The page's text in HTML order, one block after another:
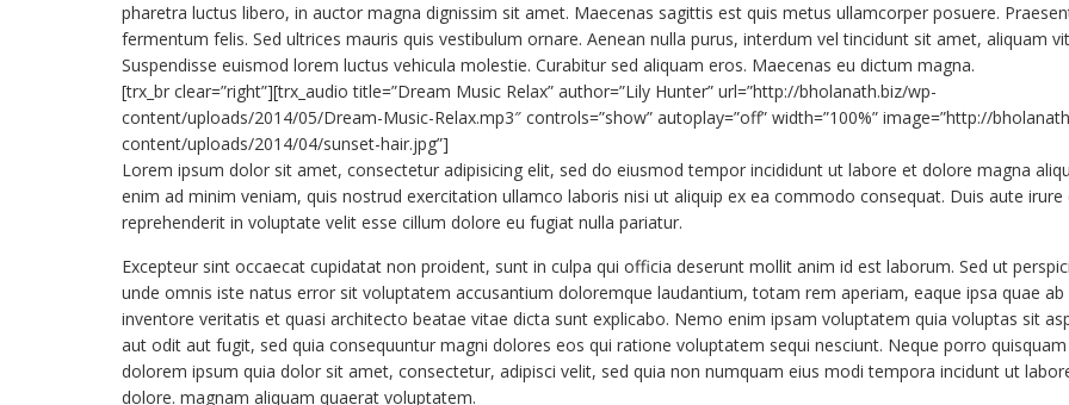
pharetra luctus libero, in auctor magna dignissim sit amet. Maecenas sagittis est quis metus ullamcorper posuere.
fermentum felis. Sed ultrices mauris quis vestibulum ornare. Aenean nulla purus, interdum vel tincidunt sit amet, aliquam
Suspendisse euismod lorem luctus vehicula molestie. Curabitur sed aliquam eros. Maecenas eu dictum magna.
[trx_br clear=”right”][trx_audio title=”Dream Music Relax” author=”Lily Hunter” url=”http://bholanath.biz/wp-
content/uploads/2014/05/Dream-Music-Relax.mp3″ controls=”show” autoplay=”off” width=”100%” image=”http://
content/uploads/2014/04/sunset-hair.jpg”]
Lorem ipsum dolor sit amet, consectetur adipisicing elit, sed do eiusmod tempor incididunt ut labore et dolore magna
enim ad minim veniam, quis nostrud exercitation ullamco laboris nisi ut aliquip ex ea commodo consequat. Duis aute irure
reprehenderit in voluptate velit esse cillum dolore eu fugiat nulla pariatur.
Excepteur sint occaecat cupidatat non proident, sunt in culpa qui officia deserunt mollit anim id est laborum. Sed ut
unde omnis iste natus error sit voluptatem accusantium doloremque laudantium, totam rem aperiam, eaque ipsa quae ab
inventore veritatis et quasi architecto beatae vitae dicta sunt explicabo. Nemo enim ipsam voluptatem quia voluptas sit
aut odit aut fugit, sed quia consequuntur magni dolores eos qui ratione voluptatem sequi nesciunt. Neque porro
dolorem ipsum quia dolor sit amet, consectetur, adipisci velit, sed quia non numquam eius modi tempora incidunt ut
dolore. magnam aliquam quaerat voluptatem.